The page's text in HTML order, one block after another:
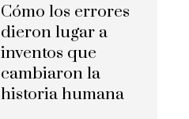
Cómo los errores
dieron lugar a
inventos que
cambiaron la
historia humana